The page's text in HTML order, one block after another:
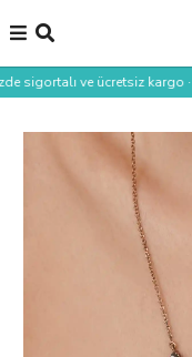
sigortalı ve ücretsiz kargo ·